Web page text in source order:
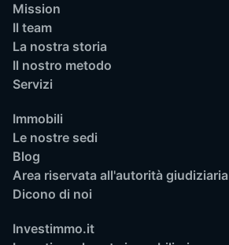
Mission
Il team
La nostra storia
Il nostro metodo
Servizi
Immobili
Le nostre sedi
Blog
Area riservata all'autorità giudiziaria
Dicono di noi
Investimmo.it